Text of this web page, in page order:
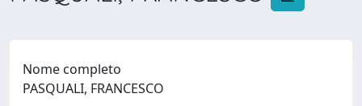
Nome completo
PASQUALI, FRANCESCO